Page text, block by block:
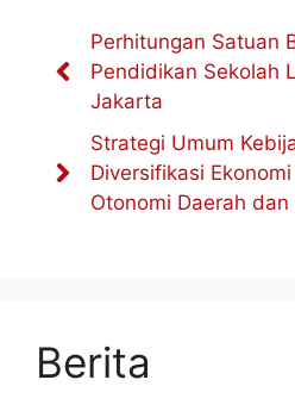
Perhitungan Satuan
Pendidikan Sekolah
Jakarta
Strategi Umum
Diversifikasi
Otonomi Daerah
Berita